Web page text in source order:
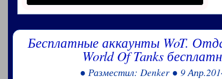
Бесплатные аккаунты WoT.
World Of Tanks
● Разместил: Denker ● 9